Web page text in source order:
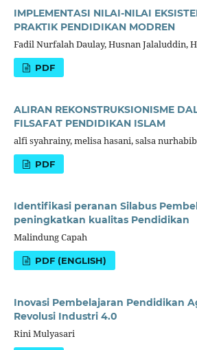
IMPLEMENTASI NILAI-NILAI
PRAKTIK PENDIDIKAN MODREN
Fadil Nurfalah Daulay, Husnan Jalaluddin,
PDF
ALIRAN REKONSTRUKSIONISME
FILSAFAT PENDIDIKAN ISLAM
alfi syahrainy, melisa hasani, salsa
PDF
Identifikasi peranan Silabus
peningkatkan kualitas Pendidikan
Malindung Capah
PDF (ENGLISH)
Inovasi Pembelajaran Pendidikan
Revolusi Industri 4.0
Rini Mulyasari